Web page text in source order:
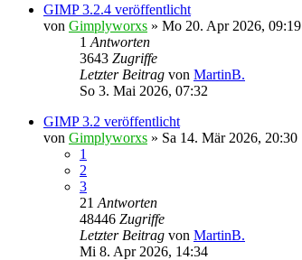
GIMP 3.2.4 veröffentlicht
von Gimplyworxs » Mo 20. Apr 2026, 09:19
1 Antworten
3643 Zugriffe
Letzter Beitrag von MartinB.
So 3. Mai 2026, 07:32
GIMP 3.2 veröffentlicht
von Gimplyworxs » Sa 14. Mär 2026, 20:30
1
2
3
21 Antworten
48446 Zugriffe
Letzter Beitrag von MartinB.
Mi 8. Apr 2026, 14:34